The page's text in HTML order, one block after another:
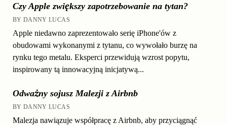
Czy Apple zwiększy zapotrzebowanie na tytan?
BY DANNY LUCAS
Apple niedawno zaprezentowało serię iPhone'ów z
obudowami wykonanymi z tytanu, co wywołało burzę na
rynku tego metalu. Eksperci przewidują wzrost popytu,
inspirowany tą innowacyjną inicjatywą...
Odważny sojusz Malezji z Airbnb
BY DANNY LUCAS
Malezja nawiązuje współpracę z Airbnb, aby przyciągnąć